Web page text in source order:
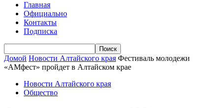
Главная
Официально
Контакты
Подписка
Домой Новости Алтайского края Фестиваль молодежи
«АМфест» пройдет в Алтайском крае
Новости Алтайского края
Общество